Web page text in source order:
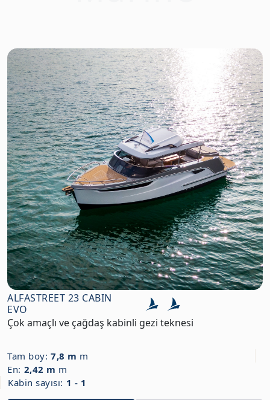
ALFASTREET 23 CABIN
EVO
Çok amaçlı ve çağdaş kabinli gezi teknesi
Tam boy: 7,8 m m
En: 2,42 m m
Kabin sayısı: 1 - 1